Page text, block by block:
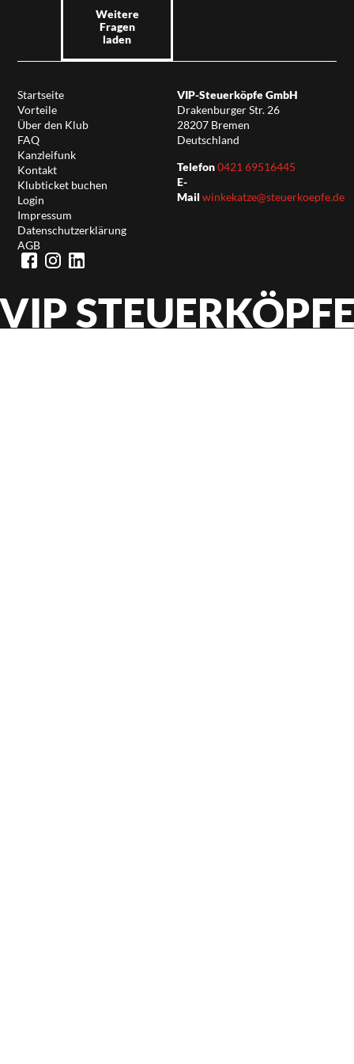
Weitere
Fragen
laden
Startseite
Vorteile
Über den Klub
FAQ
Kanzleifunk
Kontakt
Klubticket buchen
Login
Impressum
Datenschutzerklärung
AGB
VIP-Steuerköpfe GmbH
Drakenburger Str. 26
28207 Bremen
Deutschland
Telefon0421 69516445
E-
Mail winkekatze@steuerkoepfe.de